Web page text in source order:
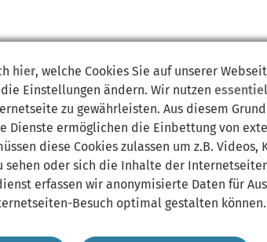
hier, welche Cookies Sie auf unserer
Einstellungen ändern. Wir nutzen
zu gewährleisten. Aus diesem
Dienste ermöglichen die Einbettung von
diese Cookies zulassen um z.B.
sehen oder sich die Inhalte der
erfassen wir anonymisierte Daten für
Besuch optimal gestalten können.